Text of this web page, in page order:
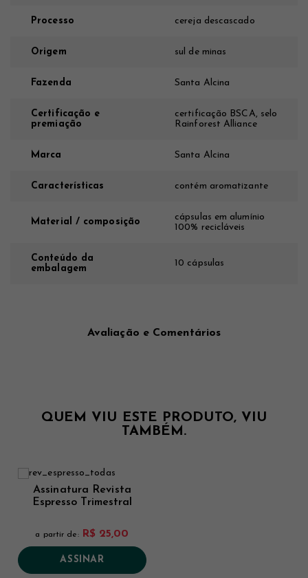
Processo cereja descascado
Origem sul de minas
Fazenda Santa Alcina
Certificação e
premiação
certificação BSCA, selo
Rainforest Alliance
Marca Santa Alcina
Características contém aromatizante
Material / composição
cápsulas em alumínio
100% recicláveis
Conteúdo da
embalagem
10 cápsulas
Avaliação e Comentários
QUEM VIU ESTE PRODUTO, VIU
TAMBÉM.
Assinatura Revista
Espresso Trimestral
a partir de: R$ 25,00
ASSINAR